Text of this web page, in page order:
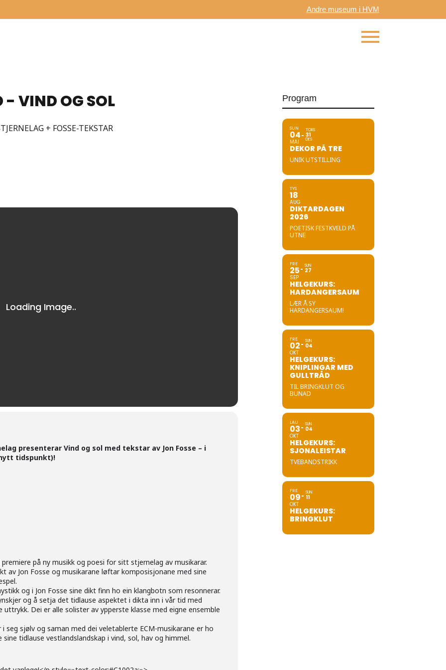
Andre museum i HVM
VIND OG SOL
+ FOSSE-TEKSTAR
presenterar Vind og sol med tekstar av Jon Fosse – i
tidspunkt)!
på ny musikk og poesi for sitt stjernelag av musikarar.
av Jon Fosse og musikarane løftar komposisjonane med sine
og i Jon Fosse sine dikt finn ho ein klangbotn som resonnerar.
og å setja det tidlause aspektet i dikta inn i vår tid med
Dei er alle solister av ypperste klasse med eigne ensemble
seg sjølv og saman med dei veletablerte ECM-musikarane er ho
tidlause vestlandslandskap i vind, sol, hav og himmel.
Program
SUN
04
MAI
TORS
31
DES
DEKOR PÅ TRE
UNIK UTSTILLING
TYS
18
AUG
DIKTARDAGEN
2026
POETISK FESTKVELD PÅ
UTNE
FRE
25
SEP
SUN
27
HELGEKURS:
HARDANGERSAUM
LÆR Å SY
HARDANGERSAUM!
FRE
02
OKT
SUN
04
HELGEKURS:
KNIPLINGAR MED
GULLTRÅD
TIL BRINGKLUT OG
BUNAD
LAU
03
OKT
SUN
04
HELGEKURS:
SJONALEISTAR
TVEBANDSTRIKK
FRE
09
OKT
SUN
11
HELGEKURS:
BRINGKLUT